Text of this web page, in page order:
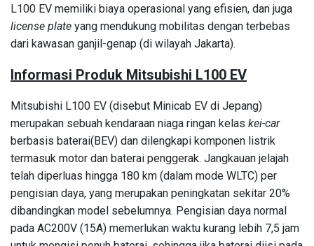
L100 EV memiliki biaya operasional yang efisien, dan juga
license plate yang mendukung mobilitas dengan terbebas
dari kawasan ganjil-genap (di wilayah Jakarta).
Informasi Produk Mitsubishi L100 EV
Mitsubishi L100 EV (disebut Minicab EV di Jepang)
merupakan sebuah kendaraan niaga ringan kelas kei-car
berbasis baterai(BEV) dan dilengkapi komponen listrik
termasuk motor dan baterai penggerak. Jangkauan jelajah
telah diperluas hingga 180 km (dalam mode WLTC) per
pengisian daya, yang merupakan peningkatan sekitar 20%
dibandingkan model sebelumnya. Pengisian daya normal
pada AC200V (15A) memerlukan waktu kurang lebih 7,5 jam